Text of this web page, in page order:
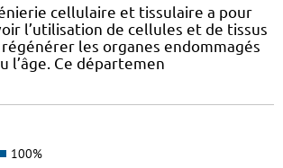
cellulaire et tissulaire a pour
l’utilisation de cellules et de tissus
les organes endommagés
l’âge. Ce départemen
100%